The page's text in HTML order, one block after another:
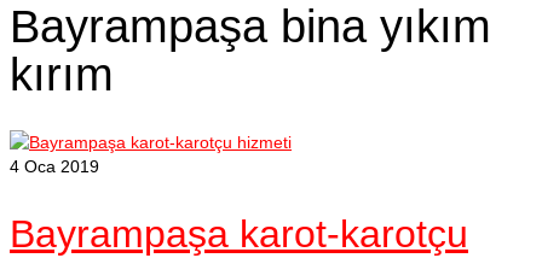
Bayrampaşa bina yıkım
kırım
4 Oca 2019
Bayrampaşa karot-karotçu